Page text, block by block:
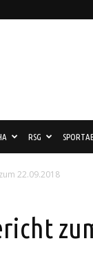
RSG
22.09.2018